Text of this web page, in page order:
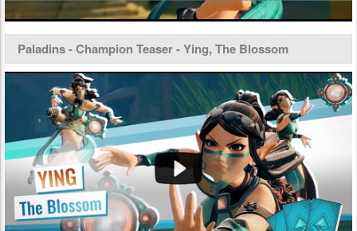
Paladins - Champion Teaser - Ying, The Blossom